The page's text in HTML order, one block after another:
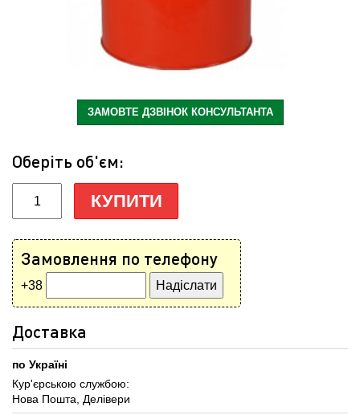
ЗАМОВТЕ ДЗВІНОК КОНСУЛЬТАНТА
Оберіть об'єм:
КУПИТИ
Замовлення по телефону
+38
Доставка
по Україні
Кур'єрською службою:
Нова Пошта, Делівери